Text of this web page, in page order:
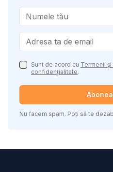
Sunt de acord cu Termenii
confidențialitate.
Nu facem spam. Poți să te